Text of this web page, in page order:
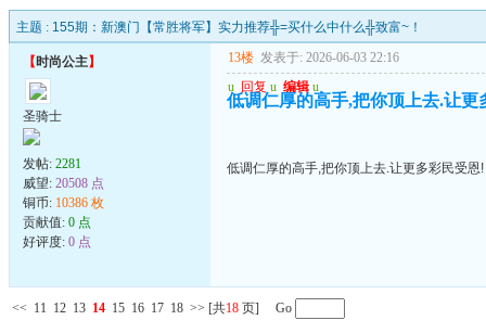
主题 : 155期：新澳门【常胜将军】实力推荐╬=买什么中什么╬致富~！
【时尚公主】
圣骑士
发帖: 2281
威望: 20508 点
铜币: 10386 枚
贡献值: 0 点
好评度: 0 点
13楼 发表于: 2026-06-03 22:16
u 回复 u 编辑 u
低调仁厚的高手,把你顶上去.让更
低调仁厚的高手,把你顶上去.让更多彩民受恩!
<< 11 12 13 14 15 16 17 18 >> [共18 页] Go